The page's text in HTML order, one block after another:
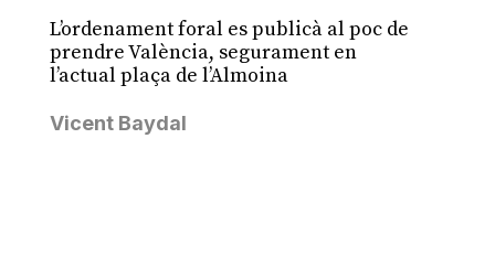
L’ordenament foral es publicà al poc de
prendre València, segurament en
l’actual plaça de l’Almoina
Vicent Baydal